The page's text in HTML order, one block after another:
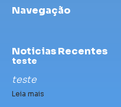
Navegação
Noticias Recentes
teste
teste
Leia mais